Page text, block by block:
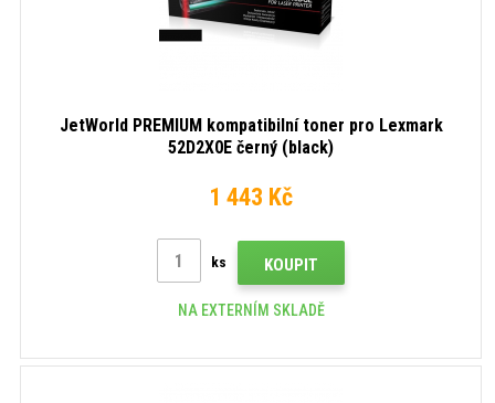
JetWorld PREMIUM kompatibilní toner pro Lexmark
52D2X0E černý (black)
1 443 Kč
ks KOUPIT
NA EXTERNÍM SKLADĚ